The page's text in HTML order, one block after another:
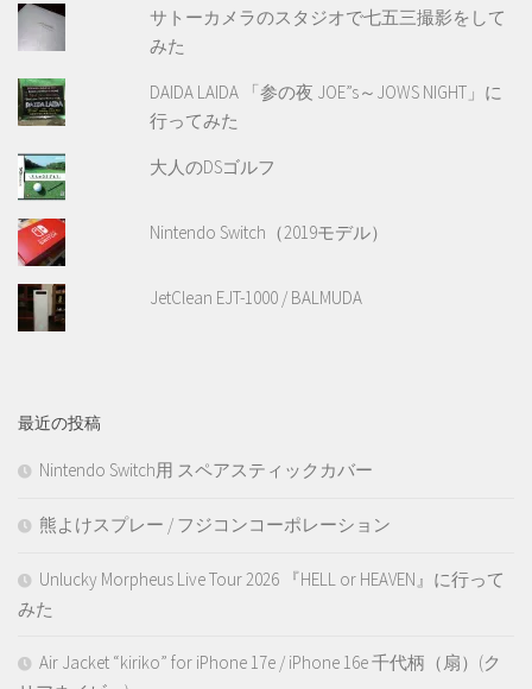
サトーカメラのスタジオで七五三撮影をして
みた
DAIDA LAIDA 「参の夜 JOE”s～JOWS NIGHT」に
行ってみた
大人のDSゴルフ
Nintendo Switch（2019モデル）
JetClean EJT-1000 / BALMUDA
最近の投稿
Nintendo Switch用 スペアスティックカバー
熊よけスプレー / フジコンコーポレーション
Unlucky Morpheus Live Tour 2026 『HELL or HEAVEN』に行って
みた
Air Jacket “kiriko” for iPhone 17e / iPhone 16e 千代柄（扇）(ク